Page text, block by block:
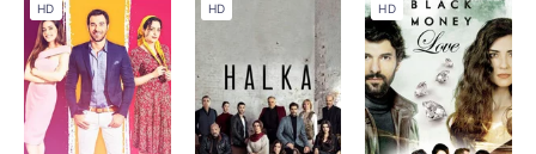
HD HD HD